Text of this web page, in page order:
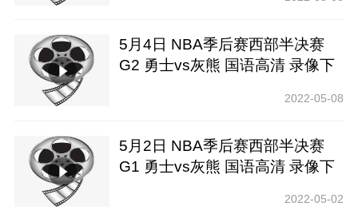
5月4日 NBA季后赛西部半决赛
G2 勇士vs灰熊 国语高清 录像下
2022-05-08
5月2日 NBA季后赛西部半决赛
G1 勇士vs灰熊 国语高清 录像下
2022-05-02